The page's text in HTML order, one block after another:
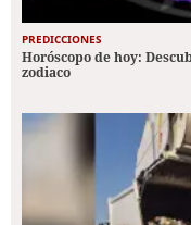
PREDICCIONES
Horóscopo de hoy:
zodiaco